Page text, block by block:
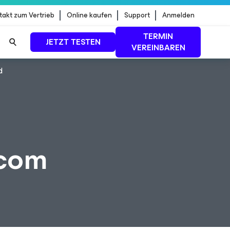
zum Vertrieb Online kaufen Support Anmelden
JETZT TESTEN
TERMIN
VEREINBAREN